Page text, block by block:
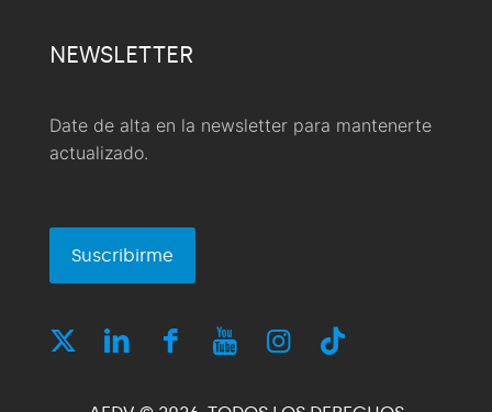
NEWSLETTER
Date de alta en la newsletter para mantenerte
actualizado.
Suscribirme